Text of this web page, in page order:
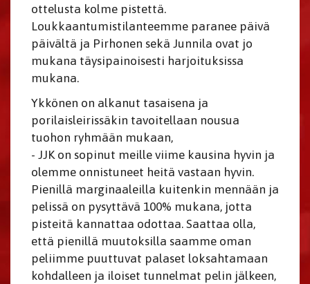
ottelusta kolme pistettä.
Loukkaantumistilanteemme paranee päivä
päivältä ja Pirhonen sekä Junnila ovat jo
mukana täysipainoisesti harjoituksissa
mukana.
Ykkönen on alkanut tasaisena ja
porilaisleirissäkin tavoitellaan nousua
tuohon ryhmään mukaan,
- JJK on sopinut meille viime kausina hyvin ja
olemme onnistuneet heitä vastaan hyvin.
Pienillä marginaaleilla kuitenkin mennään ja
pelissä on pysyttävä 100% mukana, jotta
pisteitä kannattaa odottaa. Saattaa olla,
että pienillä muutoksilla saamme oman
peliimme puuttuvat palaset loksahtamaan
kohdalleen ja iloiset tunnelmat pelin jälkeen,